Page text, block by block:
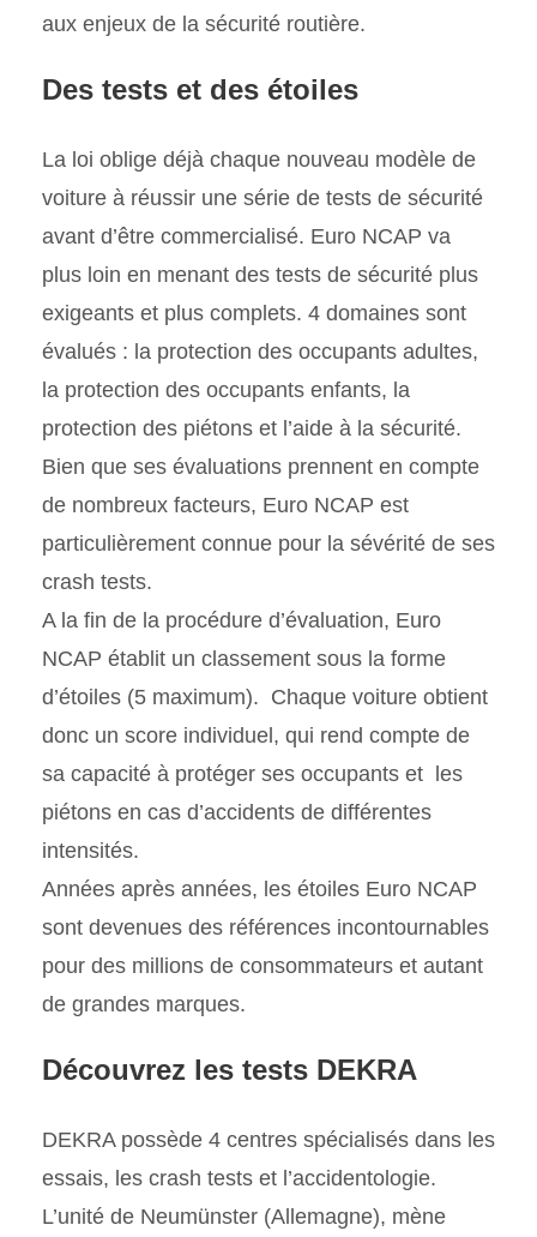
aux enjeux de la sécurité routière.
Des tests et des étoiles
La loi oblige déjà chaque nouveau modèle de
voiture à réussir une série de tests de sécurité
avant d’être commercialisé. Euro NCAP va
plus loin en menant des tests de sécurité plus
exigeants et plus complets. 4 domaines sont
évalués : la protection des occupants adultes,
la protection des occupants enfants, la
protection des piétons et l’aide à la sécurité.
Bien que ses évaluations prennent en compte
de nombreux facteurs, Euro NCAP est
particulièrement connue pour la sévérité de ses
crash tests.
A la fin de la procédure d’évaluation, Euro
NCAP établit un classement sous la forme
d’étoiles (5 maximum). Chaque voiture obtient
donc un score individuel, qui rend compte de
sa capacité à protéger ses occupants et les
piétons en cas d’accidents de différentes
intensités.
Années après années, les étoiles Euro NCAP
sont devenues des références incontournables
pour des millions de consommateurs et autant
de grandes marques.
Découvrez les tests DEKRA
DEKRA possède 4 centres spécialisés dans les
essais, les crash tests et l’accidentologie.
L’unité de Neumünster (Allemagne), mène